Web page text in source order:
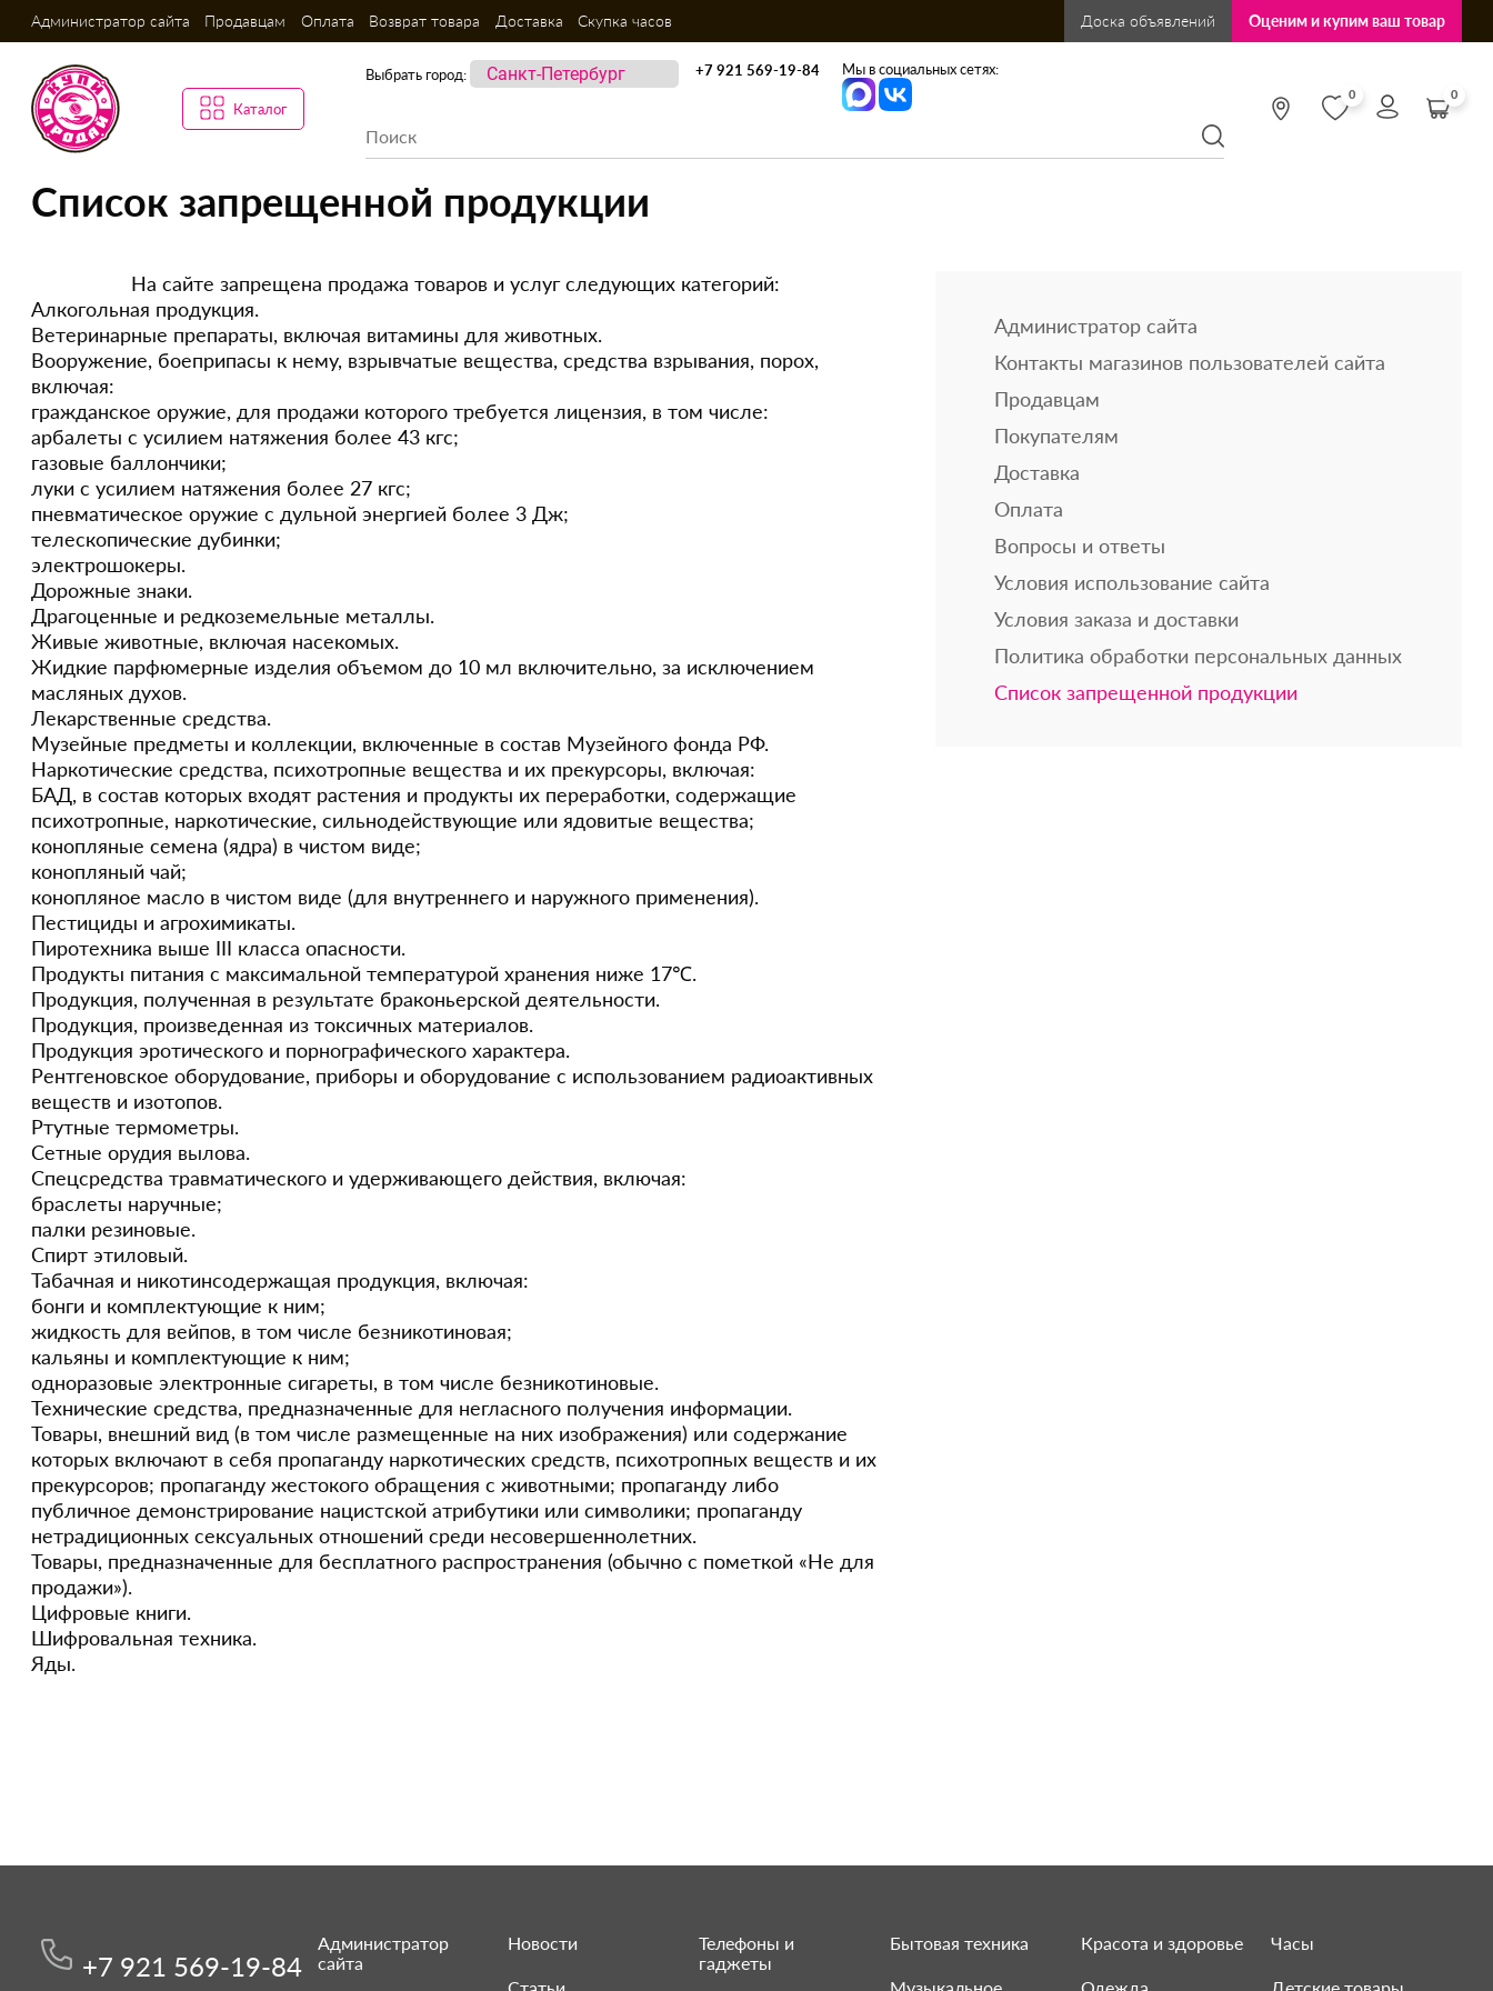
Администратор сайта Продавцам Оплата Возврат товара Доставка Скупка часов Доска объявлений Оценим и купим ваш товар
Каталог
Выбрать город: +7 921 569-19-84 Мы в социальных сетях:
0 0
Список запрещенной продукции
На сайте запрещена продажа товаров и услуг следующих категорий:
Алкогольная продукция.
Ветеринарные препараты, включая витамины для животных.
Вооружение, боеприпасы к нему, взрывчатые вещества, средства взрывания, порох,
включая:
гражданское оружие, для продажи которого требуется лицензия, в том числе:
арбалеты с усилием натяжения более 43 кгс;
газовые баллончики;
луки с усилием натяжения более 27 кгс;
пневматическое оружие с дульной энергией более 3 Дж;
телескопические дубинки;
электрошокеры.
Дорожные знаки.
Драгоценные и редкоземельные металлы.
Живые животные, включая насекомых.
Жидкие парфюмерные изделия объемом до 10 мл включительно, за исключением
масляных духов.
Лекарственные средства.
Музейные предметы и коллекции, включенные в состав Музейного фонда РФ.
Наркотические средства, психотропные вещества и их прекурсоры, включая:
БАД, в состав которых входят растения и продукты их переработки, содержащие
психотропные, наркотические, сильнодействующие или ядовитые вещества;
конопляные семена (ядра) в чистом виде;
конопляный чай;
конопляное масло в чистом виде (для внутреннего и наружного применения).
Пестициды и агрохимикаты.
Пиротехника выше III класса опасности.
Продукты питания с максимальной температурой хранения ниже 17℃.
Продукция, полученная в результате браконьерской деятельности.
Продукция, произведенная из токсичных материалов.
Продукция эротического и порнографического характера.
Рентгеновское оборудование, приборы и оборудование с использованием радиоактивных
веществ и изотопов.
Ртутные термометры.
Сетные орудия вылова.
Спецсредства травматического и удерживающего действия, включая:
браслеты наручные;
палки резиновые.
Спирт этиловый.
Табачная и никотинсодержащая продукция, включая:
бонги и комплектующие к ним;
жидкость для вейпов, в том числе безникотиновая;
кальяны и комплектующие к ним;
одноразовые электронные сигареты, в том числе безникотиновые.
Технические средства, предназначенные для негласного получения информации.
Товары, внешний вид (в том числе размещенные на них изображения) или содержание
которых включают в себя пропаганду наркотических средств, психотропных веществ и их
прекурсоров; пропаганду жестокого обращения с животными; пропаганду либо
публичное демонстрирование нацистской атрибутики или символики; пропаганду
нетрадиционных сексуальных отношений среди несовершеннолетних.
Товары, предназначенные для бесплатного распространения (обычно с пометкой «Не для
продажи»).
Цифровые книги.
Шифровальная техника.
Яды.
Администратор сайта
Контакты магазинов пользователей сайта
Продавцам
Покупателям
Доставка
Оплата
Вопросы и ответы
Условия использование сайта
Условия заказа и доставки
Политика обработки персональных данных
Список запрещенной продукции
+7 921 569-19-84
Администратор
сайта
Новости
Телефоны и
гаджеты
Бытовая техника Красота и здоровье Часы